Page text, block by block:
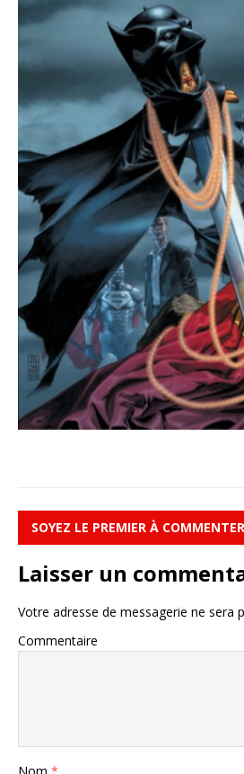
SOYEZ LE PREMIER À COMMENTER
Laisser un
Votre adresse de messagerie ne sera
Commentaire